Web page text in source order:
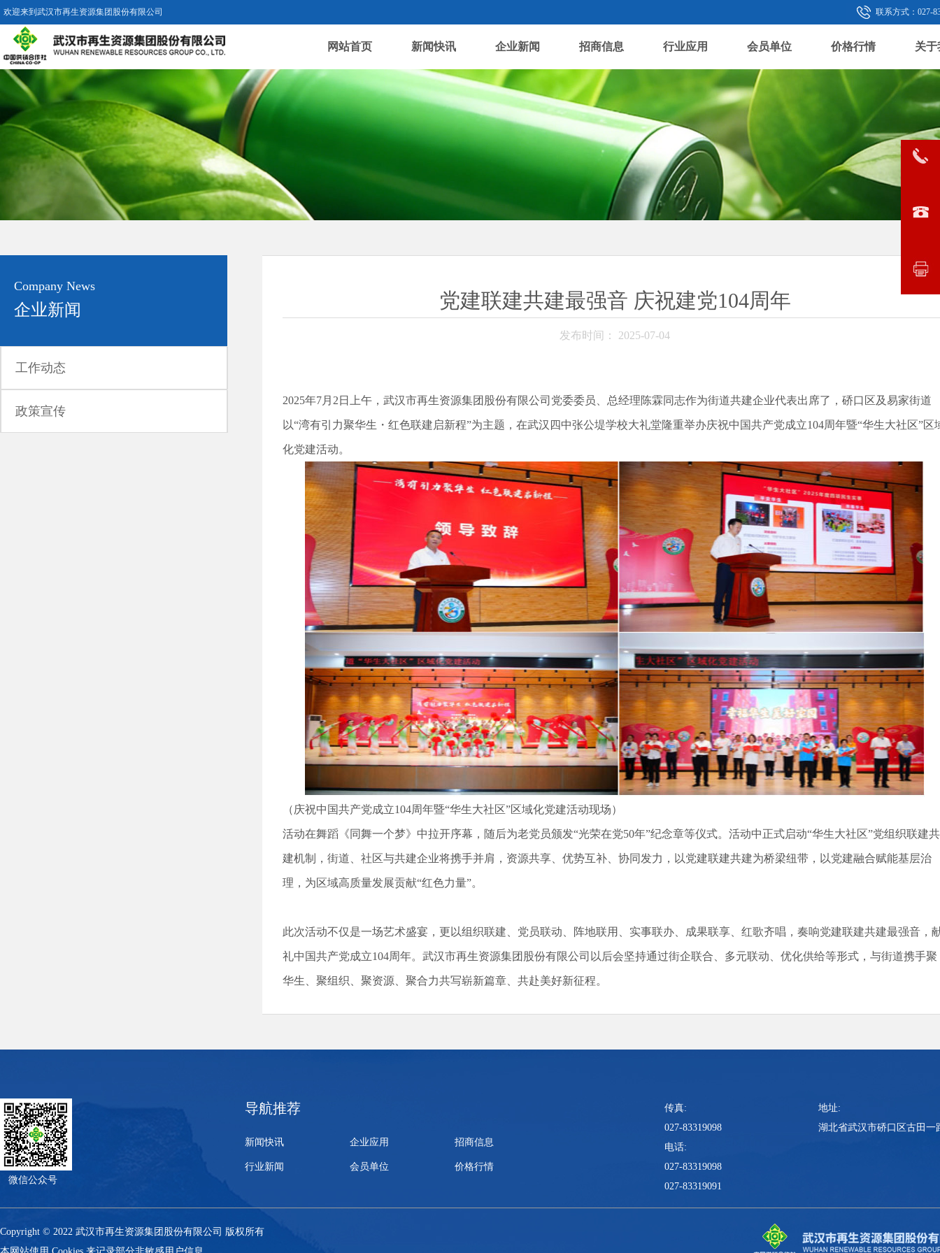
欢迎来到武汉市再生资源集团股份有限公司 联系方式：027-
网站首页 新闻快讯 企业新闻 招商信息 行业应用 会员单位 价格行情 关于
Company News
企业新闻
工作动态
政策宣传
党建联建共建最强音 庆祝建党104周年
发布时间： 2025-07-04
2025年7月2日上午，武汉市再生资源集团股份有限公司党委委员、总经理陈霖同志作为街道共建企业代表出席了，硚口区及易家街道
以“湾有引力聚华生・红色联建启新程”为主题，在武汉四中张公堤学校大礼堂隆重举办庆祝中国共产党成立104周年暨“华生大社区”区
化党建活动。
（庆祝中国共产党成立104周年暨“华生大社区”区域化党建活动现场）
活动在舞蹈《同舞一个梦》中拉开序幕，随后为老党员颁发“光荣在党50年”纪念章等仪式。活动中正式启动“华生大社区”党组织联建共
建机制，街道、社区与共建企业将携手并肩，资源共享、优势互补、协同发力，以党建联建共建为桥梁纽带，以党建融合赋能基层治
理，为区域高质量发展贡献“红色力量”。
此次活动不仅是一场艺术盛宴，更以组织联建、党员联动、阵地联用、实事联办、成果联享、红歌齐唱，奏响党建联建共建最强音，
礼中国共产党成立104周年。武汉市再生资源集团股份有限公司以后会坚持通过街企联合、多元联动、优化供给等形式，与街道携手聚
华生、聚组织、聚资源、聚合力共写崭新篇章、共赴美好新征程。
微信公众号
导航推荐
新闻快讯 企业应用 招商信息
行业新闻 会员单位 价格行情
传真:
027-83319098
电话:
027-83319098
027-83319091
地址:
湖北省武汉市硚口区古田一
Copyright © 2022 武汉市再生资源集团股份有限公司 版权所有